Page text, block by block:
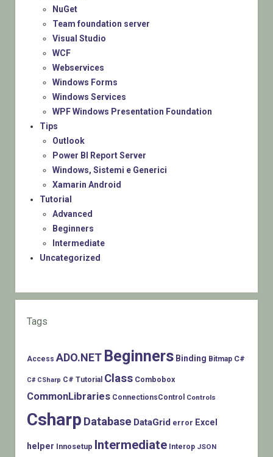
NuGet
Team foundation server
Visual Studio
WCF
Webservices
Windows Forms
Windows Services
WPF Windows Presentation Foundation
Tips
Outlook
Power BI Report Server
Windows, Sistemi e Generici
Xamarin Android
Tutorial
Advanced
Beginners
Intermediate
Uncategorized
Tags
Access ADO.NET Beginners Binding Bitmap C#
C# CSharp C# Tutorial Class Combobox
CommonLibraries ConnectionsControl Controls
Csharp Database DataGrid error Excel
helper Innosetup Intermediate Interop JSON